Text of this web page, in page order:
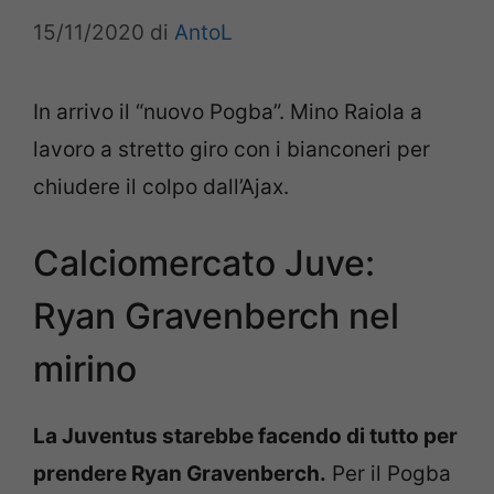
15/11/2020 di AntoL
In arrivo il “nuovo Pogba”. Mino Raiola a
lavoro a stretto giro con i bianconeri per
chiudere il colpo dall’Ajax.
Calciomercato Juve:
Ryan Gravenberch nel
mirino
La Juventus starebbe facendo di tutto per
prendere Ryan Gravenberch. Per il Pogba